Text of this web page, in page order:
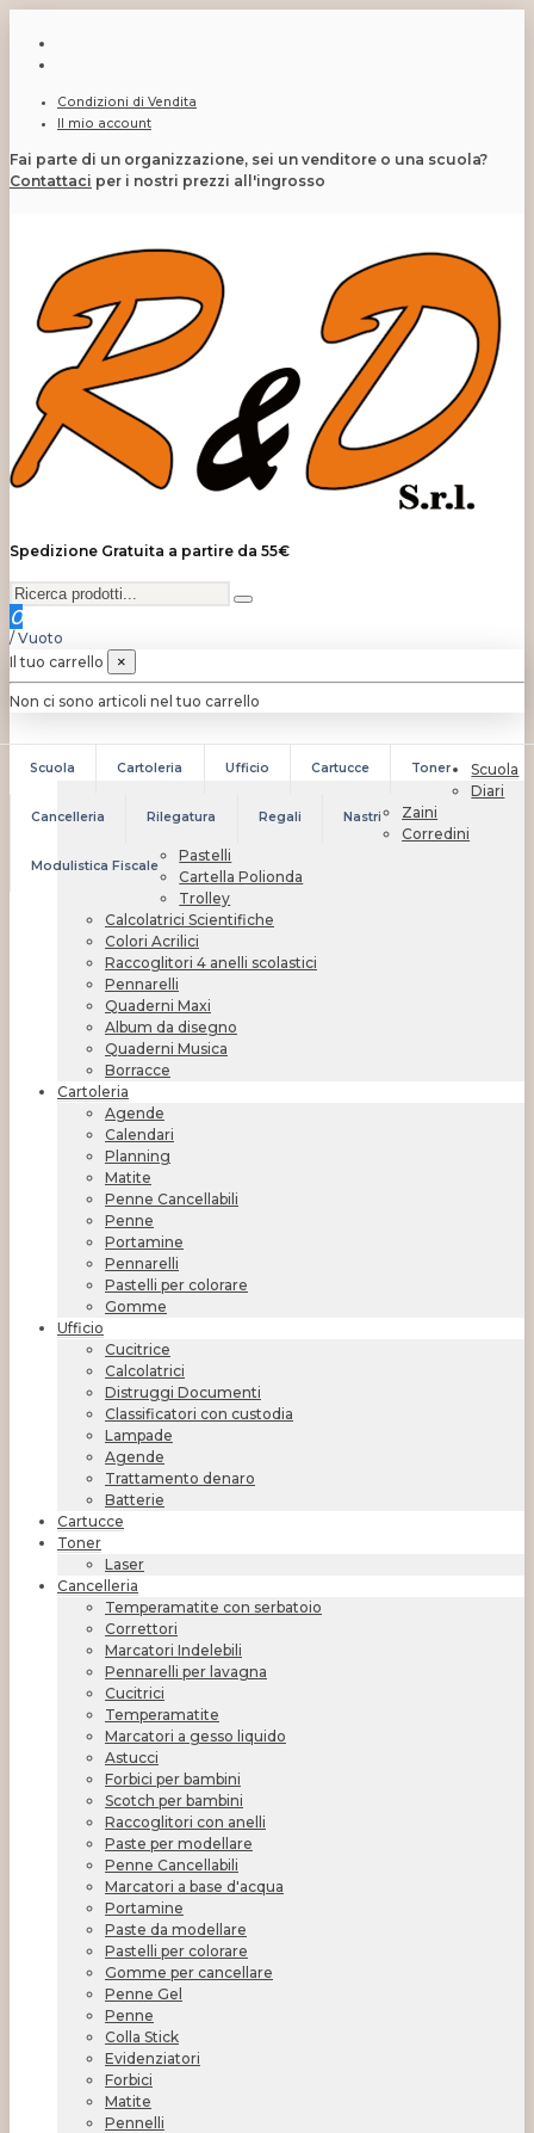
Condizioni di Vendita
Il mio account
Fai parte di un organizzazione, sei un venditore o una scuola?
Contattaci per i nostri prezzi all'ingrosso
Spedizione Gratuita a partire da 55€
0
/ Vuoto
Il tuo carrello
×
Non ci sono articoli nel tuo carrello
Scuola Cartoleria Ufficio Cartucce Toner
Cancelleria Rilegatura Regali Nastri
Modulistica Fiscale
Scuola
Diari
Zaini
Corredini
Pastelli
Cartella Polionda
Trolley
Calcolatrici Scientifiche
Colori Acrilici
Raccoglitori 4 anelli scolastici
Pennarelli
Quaderni Maxi
Album da disegno
Quaderni Musica
Borracce
Cartoleria
Agende
Calendari
Planning
Matite
Penne Cancellabili
Penne
Portamine
Pennarelli
Pastelli per colorare
Gomme
Ufficio
Cucitrice
Calcolatrici
Distruggi Documenti
Classificatori con custodia
Lampade
Agende
Trattamento denaro
Batterie
Cartucce
Toner
Laser
Cancelleria
Temperamatite con serbatoio
Correttori
Marcatori Indelebili
Pennarelli per lavagna
Cucitrici
Temperamatite
Marcatori a gesso liquido
Astucci
Forbici per bambini
Scotch per bambini
Raccoglitori con anelli
Paste per modellare
Penne Cancellabili
Marcatori a base d'acqua
Portamine
Paste da modellare
Pastelli per colorare
Gomme per cancellare
Penne Gel
Penne
Colla Stick
Evidenziatori
Forbici
Matite
Pennelli